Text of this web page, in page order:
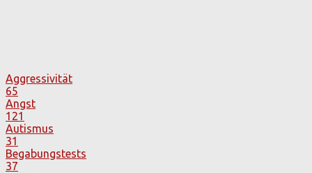
Aggressivität
65
Angst
121
Autismus
31
Begabungstests
37